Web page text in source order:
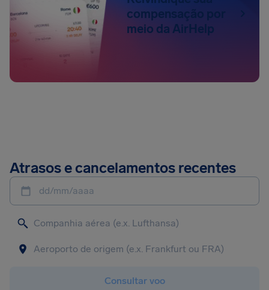
compensação por
meio da AirHelp
Atrasos e cancelamentos recentes
dd/mm/aaaa
Consultar voo